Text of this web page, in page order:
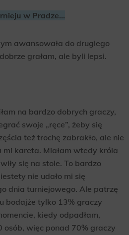
w Pradze…
awansowała do drugiego
grałam, ale byli lepsi.
na bardzo dobrych graczy,
swoje „ręce”, żeby się
też trochę zabrakło, ale nie
mi kareta. Miałam wtedy króla
się na stole. To bardzo
nie udało mi się
dnia turniejowego. Ale patrzę
bodajże tylko 13% graczy
kiedy odpadłam,
osób, więc ponad 70% graczy